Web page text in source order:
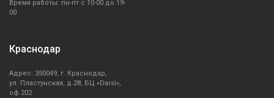
Время работы: пн-пт с 10-00 до 19-
00
Краснодар
Адрес: 350049, г. Краснодар,
ул. Пластунская, д.28, БЦ «Darsi»,
оф.202